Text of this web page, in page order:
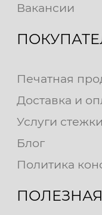
Вакансии
Печатная
Доставка и
Услуги стежки
Блог
Политика